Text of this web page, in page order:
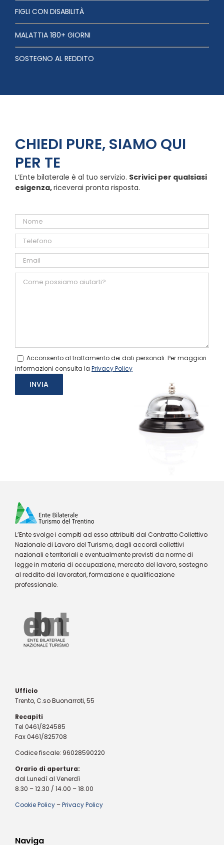
FIGLI CON DISABILITÀ
MALATTIA 180+ GIORNI
SOSTEGNO AL REDDITO
CHIEDI PURE, SIAMO QUI
PER TE
L’Ente bilaterale è al tuo servizio. Scrivici per qualsiasi
esigenza,riceverai pronta risposta.
Acconsento al trattamento dei dati personali. Per maggiori
informazioni consulta la Privacy Policy
L’Ente svolge i compiti ad esso attribuiti dal Contratto Collettivo
Nazionale di Lavoro del Turismo, dagli accordi collettivi
nazionali e territoriali e eventualmente previsti da norme di
legge in materia di occupazione, mercato del lavoro, sostegno
al reddito dei lavoratori, formazione e qualificazione
professionale.
Ufficio
Trento, C.so Buonarroti, 55
Recapiti
Tel 0461/824585
Fax 0461/825708
Codice fiscale: 96028590220
Orario di apertura:
dal Lunedì al Venerdì
8.30 – 12.30 / 14.00 – 18.00
Cookie Policy –Privacy Policy
Naviga